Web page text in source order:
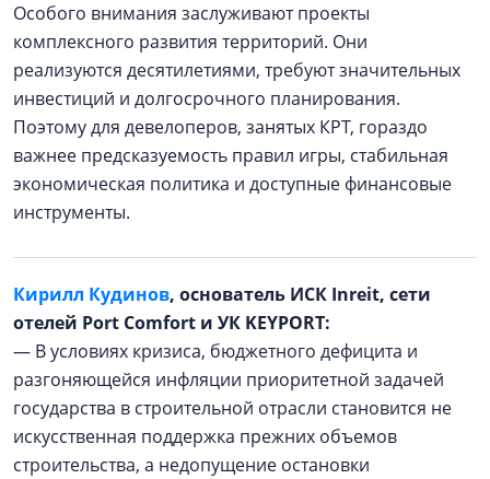
Особого внимания заслуживают проекты
комплексного развития территорий. Они
реализуются десятилетиями, требуют значительных
инвестиций и долгосрочного планирования.
Поэтому для девелоперов, занятых КРТ, гораздо
важнее предсказуемость правил игры, стабильная
экономическая политика и доступные финансовые
инструменты.
Кирилл Кудинов, основатель ИСК Inreit, сети
отелей Port Comfort и УК KEYPORT:
— В условиях кризиса, бюджетного дефицита и
разгоняющейся инфляции приоритетной задачей
государства в строительной отрасли становится не
искусственная поддержка прежних объемов
строительства, а недопущение остановки